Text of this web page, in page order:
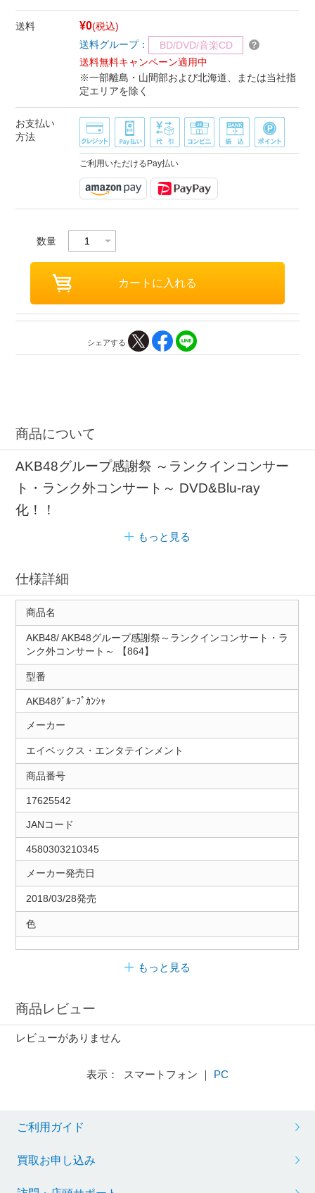
送料 ¥0(税込)
送料グループ：
BD/DVD/音楽CD
送料無料キャンペーン適用中
※一部離島・山間部および北海道、または当社指
定エリアを除く
お支払い
方法
ご利用いただけるPay払い
数量
シェアする
商品について
AKB48グループ感謝祭 ～ランクインコンサー
ト・ランク外コンサート～ DVD&Blu-ray
化！！
もっと見る
仕様詳細
商品名
AKB48/ AKB48グループ感謝祭～ランクインコンサート・ラ
ンク外コンサート～ 【864】
型番
AKB48ｸﾞﾙｰﾌﾟｶﾝｼｬ
メーカー
エイベックス・エンタテインメント
商品番号
17625542
JANコード
4580303210345
メーカー発売日
2018/03/28発売
色
もっと見る
商品レビュー
レビューがありません
表示： スマートフォン ｜ PC
ご利用ガイド
買取お申し込み